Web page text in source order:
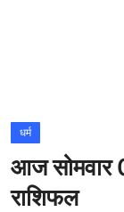
राज्य
अंतराष्ट्रीय
धर्म
आज सोमवार
राशिफल